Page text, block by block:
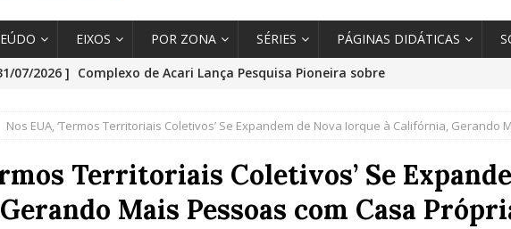
EIXOS POR ZONA SÉRIES PÁGINAS DIDÁTICAS
07/2026 ] Complexo de Acari Lança Pesquisa Pioneira sobre
07/2026 ] No Contexto da Ultrapassagem Climática, ‘As Cidades
o Cadinho e o Fogo que Impulsionam a Mudança de que
do IPCC Sobre Cidades
*DESTAQUE
Nos EUA, ‘Termos Territoriais Coletivos’ Se Expandem de Nova Iorque à Califórnia, Gerando
Territoriais Coletivos’ Se
Mais Pessoas com Casa